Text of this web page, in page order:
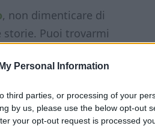
Personal Information
third parties, or processing of your
by us, please use the below opt-out
your opt-out request is processed
, non dimenticare di
Puoi trovarmi